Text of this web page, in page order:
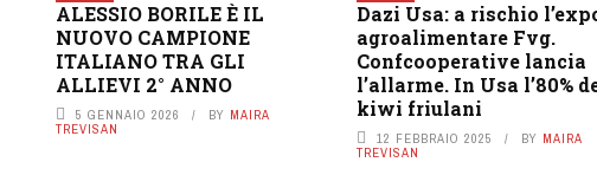
ALESSIO BORILE È IL
NUOVO CAMPIONE
ITALIANO TRA GLI
ALLIEVI 2° ANNO
5 GENNAIO 2026 BY MAIRA
TREVISAN
Dazi Usa: a rischio
agroalimentare Fvg.
Confcooperative lancia
l’allarme. In Usa l’80%
kiwi friulani
12 FEBBRAIO 2025 BY MAIRA
TREVISAN